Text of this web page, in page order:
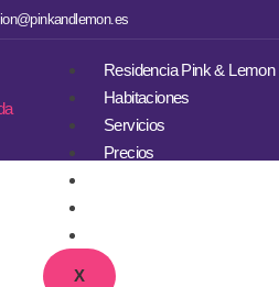
Residencia Pink & Lemon
Habitaciones
Servicios
Precios
X